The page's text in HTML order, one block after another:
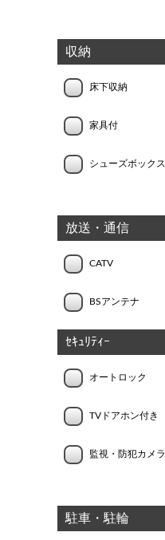
収納
床下収納
家具付
シューズボックス
放送・通信
CATV
BSアンテナ
ｾｷｭﾘﾃｨｰ
オートロック
TVドアホン付き
監視・防犯カメラ
駐車・駐輪